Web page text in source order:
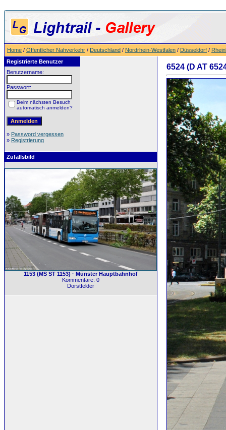
Home / Öffentlicher Nahverkehr / Deutschland / Nordrhein-Westfalen / Düsseldorf /
Registrierte Benutzer
Benutzername:
Passwort:
Beim nächsten Besuch
automatisch anmelden?
» Password vergessen
» Registrierung
Zufallsbild
1153 (MS ST 1153) · Münster Hauptbahnhof
Kommentare: 0
Dorstfelder
6524 (D AT